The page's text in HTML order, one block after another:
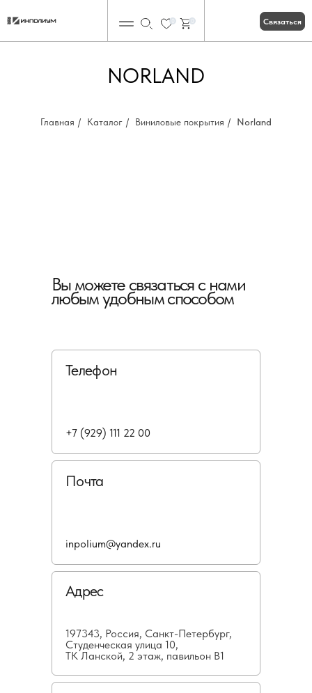
Связаться
NORLAND
Главная / Каталог / Виниловые покрытия / Norland
Вы можете связаться с нами
любым удобным способом
Телефон
Почта
Адрес
197343, Россия, Санкт-Петербург,
Студенческая улица 10,
ТК Ланской, 2 этаж, павильон В1
+7 (929) 111 22 00
inpolium@yandex.ru